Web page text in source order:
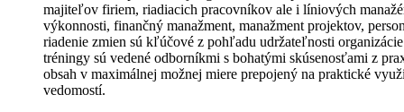
majiteľov firiem, riadiacich pracovníkov ale i líniových
výkonnosti, finančný manažment, manažment projektov,
riadenie zmien sú kľúčové z pohľadu udržateľnosti
tréningy sú vedené odborníkmi s bohatými skúsenosťami z
obsah v maximálnej možnej miere prepojený na praktické
vedomostí.